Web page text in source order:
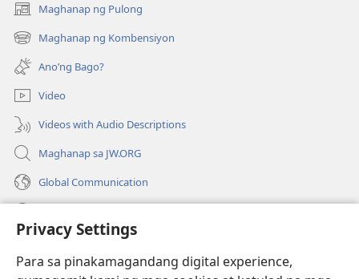
Privacy Settings
Para sa pinakamagandang digital experience,
Maghanap ng Pulong
(may
bubukas
na
bagong
window)
Maghanap ng Kombensiyon
(may
bubukas
na
bagong
window)
Ano’ng Bago?
Video
Videos with Audio Descriptions
Maghanap sa JW.ORG
Global Communication
(may